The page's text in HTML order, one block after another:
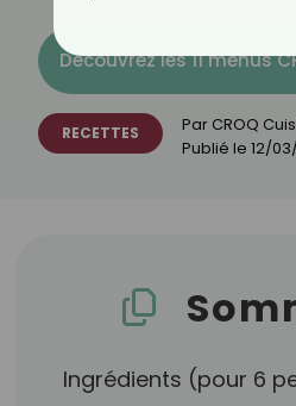
Découvrez les 11 menus
RECETTES Par CROQ
Publié le 12/
Ingrédients (pour 6